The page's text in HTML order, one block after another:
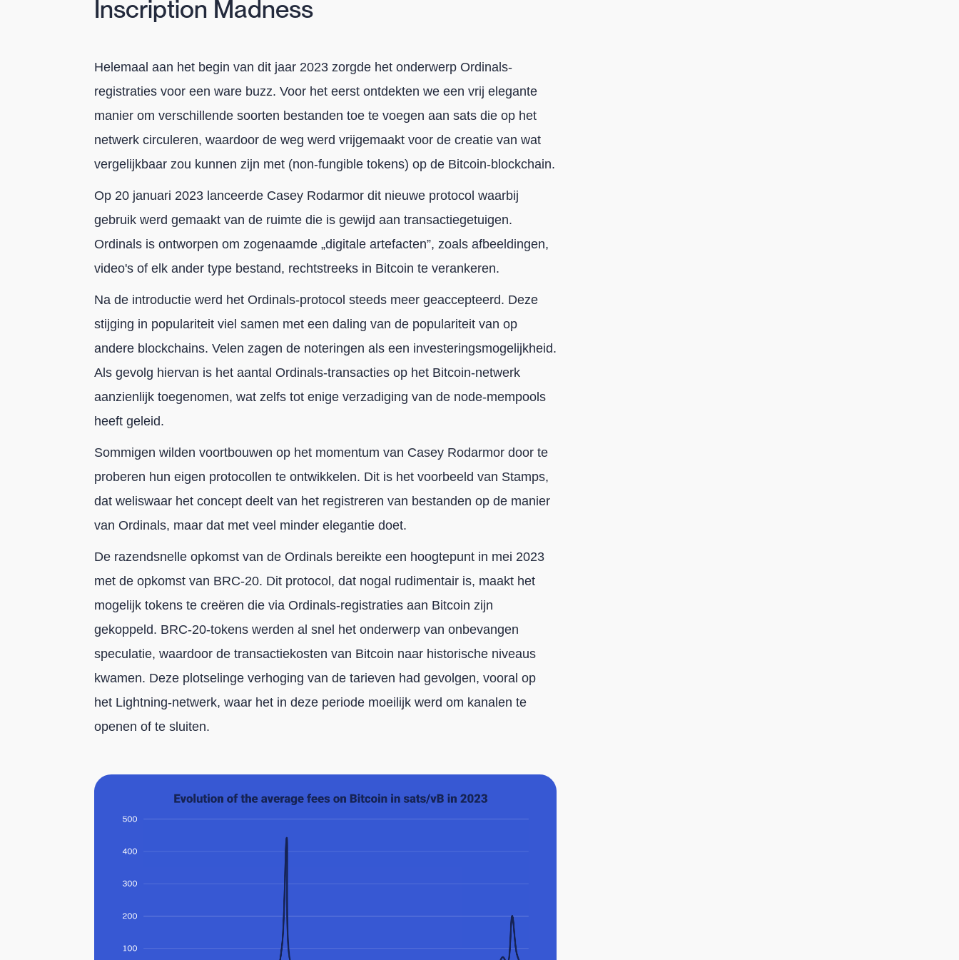
Inscription Madness
Helemaal aan het begin van dit jaar 2023 zorgde het onderwerp Ordinals-
registraties voor een ware buzz. Voor het eerst ontdekten we een vrij elegante
manier om verschillende soorten bestanden toe te voegen aan sats die op het
netwerk circuleren, waardoor de weg werd vrijgemaakt voor de creatie van wat
vergelijkbaar zou kunnen zijn met (non-fungible tokens) op de Bitcoin-blockchain.
Op 20 januari 2023 lanceerde Casey Rodarmor dit nieuwe protocol waarbij
gebruik werd gemaakt van de ruimte die is gewijd aan transactiegetuigen.
Ordinals is ontworpen om zogenaamde „digitale artefacten”, zoals afbeeldingen,
video's of elk ander type bestand, rechtstreeks in Bitcoin te verankeren.
Na de introductie werd het Ordinals-protocol steeds meer geaccepteerd. Deze
stijging in populariteit viel samen met een daling van de populariteit van op
andere blockchains. Velen zagen de noteringen als een investeringsmogelijkheid.
Als gevolg hiervan is het aantal Ordinals-transacties op het Bitcoin-netwerk
aanzienlijk toegenomen, wat zelfs tot enige verzadiging van de node-mempools
heeft geleid.
Sommigen wilden voortbouwen op het momentum van Casey Rodarmor door te
proberen hun eigen protocollen te ontwikkelen. Dit is het voorbeeld van Stamps,
dat weliswaar het concept deelt van het registreren van bestanden op de manier
van Ordinals, maar dat met veel minder elegantie doet.
De razendsnelle opkomst van de Ordinals bereikte een hoogtepunt in mei 2023
met de opkomst van BRC-20. Dit protocol, dat nogal rudimentair is, maakt het
mogelijk tokens te creëren die via Ordinals-registraties aan Bitcoin zijn
gekoppeld. BRC-20-tokens werden al snel het onderwerp van onbevangen
speculatie, waardoor de transactiekosten van Bitcoin naar historische niveaus
kwamen. Deze plotselinge verhoging van de tarieven had gevolgen, vooral op
het Lightning-netwerk, waar het in deze periode moeilijk werd om kanalen te
openen of te sluiten.